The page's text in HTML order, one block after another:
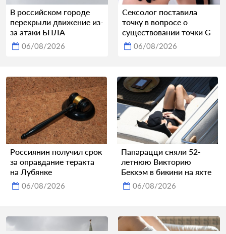
В российском городе
перекрыли движение из-
за атаки БПЛА
06/08/2026
Сексолог поставила
точку в вопросе о
существовании точки G
06/08/2026
Россиянин получил срок
за оправдание теракта
на Лубянке
06/08/2026
Папарацци сняли 52-
летнюю Викторию
Бекхэм в бикини на яхте
06/08/2026